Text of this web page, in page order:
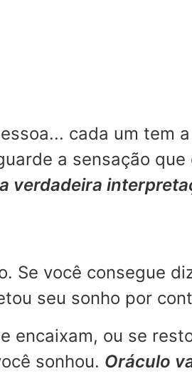
cada um tem
a sensação que
verdadeira
Se você consegue
seu sonho por
encaixam, ou se
sonhou. Oráculo